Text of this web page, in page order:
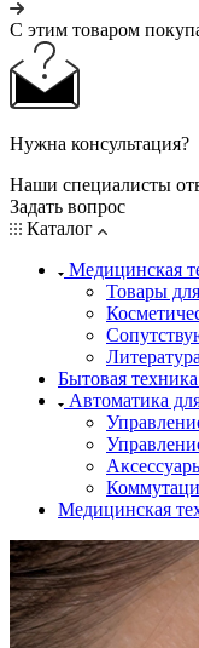
С этим товаром
Нужна консультация?
Наши специалисты
Задать вопрос
Каталог
Медицинская
Товары
Литература
Бытовая
Автоматика
Медицинская